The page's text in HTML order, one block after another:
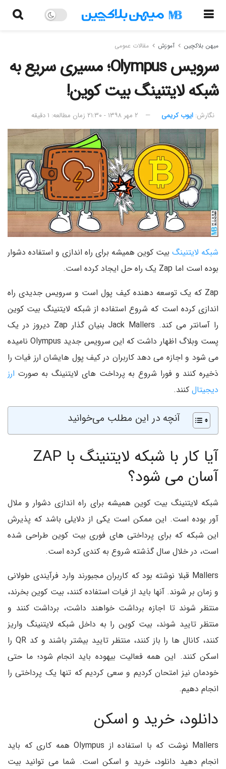
میهن بلاکچین آموزش مقالات عمومی
سرویس Olympus؛ مسیری سریع به
شبکه لایتنینگ بیت کوین!
نگارش:‌ ایوب کریمی ۲ مهر ۱۳۹۸ - ۲۱:۳۰ زمان مطالعه: ۱ دقیقه
شبکه لایتنینگ بیت کوین همیشه برای راه اندازی و استفاده دشوار
بوده است اما Zap یک راه حل ایجاد کرده است.
Zap که یک توسعه دهنده کیف پول است و سرویس جدیدی راه
اندازی کرده است که شروع استفاده از شبکه لایتنینگ بیت کوین
را آسانتر می کند. Jack Mallers بنیان گذار Zap دیروز در یک
پست وبلاگ اظهار داشت که این سرویس جدید Olympus نامیده
می شود و اجازه می دهد کاربران در کیف پول هایشان ارز فیات را
ذخیره کنند و فورا شروع به پرداخت های لایتنینگ به صورت ارز
دیجیتال کنند.
آنچه در این مطلب می‌خوانید
آیا کار با شبکه لایتنینگ با ZAP
آسان می شود؟
شبکه لایتنینگ بیت کوین همیشه برای راه اندازی دشوار و ملال
آور بوده است. این ممکن است یکی از دلایلی باشد که پذیرش
این شبکه که برای پرداختی های فوری بیت کوین طراحی شده
است، در خلال سال گذشته شروع به کندی کرده است.
Mallers قبلا نوشته بود که کاربران مجبورند وارد فرآیندی طولانی
و زمان بر شوند. آنها باید از فیات استفاده کنند، بیت کوین بخرند،
منتظر شوند تا اجازه برداشت خواهند داشت، برداشت کنند و
منتظر تایید شوند، بیت کوین را به داخل شبکه لایتنینگ واریز
کنند، کانال ها را باز کنند، منتظر تایید بیشتر باشند و کد QR را
اسکن کنند. این همه فعالیت بیهوده باید انجام شود؛ ما حتی
خودمان نیز امتحان کردیم و سعی کردیم که تنها یک پرداختی را
انجام دهیم.
دانلود، خرید و اسکن
Mallers نوشت که با استفاده از Olympus همه کاری که باید
انجام دهید دانلود، خرید و اسکن است. شما می توانید بیت